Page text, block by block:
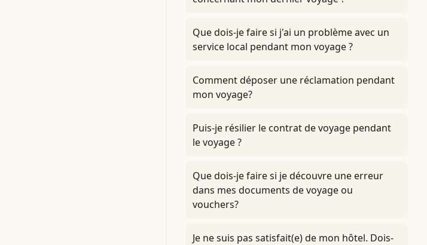
Que dois-je faire si j'ai un problème avec un
service local pendant mon voyage ?
Comment déposer une réclamation pendant
mon voyage?
Puis-je résilier le contrat de voyage pendant
le voyage ?
Que dois-je faire si je découvre une erreur
dans mes documents de voyage ou
vouchers?
Je ne suis pas satisfait(e) de mon hôtel. Dois-